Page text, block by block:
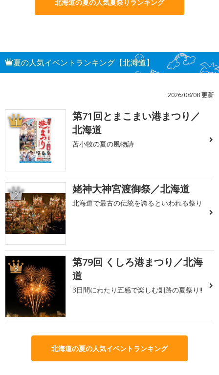
北海道の夏の人気夏祭りランキング
夏の人気イベントランキング【北海道】
2026/08/08 更新
1
第71回とまこまい港まつり／
北海道
苫小牧の夏の風物詩
2 姥神大神宮渡御祭／北海道
北海道で最古の伝統を誇るといわれる祭り
3
第79回 くしろ港まつり／北海
道
3日間にわたり五感で楽しむ釧路の夏祭り!!
北海道の夏の人気イベントランキング